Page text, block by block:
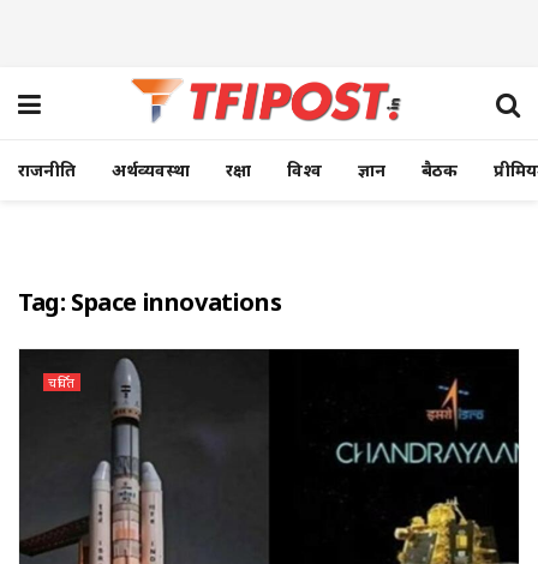
राजनीति अर्थव्यवस्था रक्षा विश्व ज्ञान बैठक
Tag: Space innovations
चर्चित